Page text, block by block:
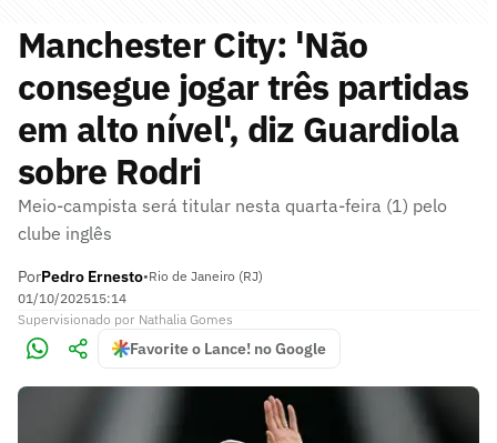
Manchester City: 'Não
consegue jogar três partidas
em alto nível', diz Guardiola
sobre Rodri
Meio-campista será titular nesta quarta-feira (1) pelo
clube inglês
PorPedro Ernesto•Rio de Janeiro (RJ)
01/10/202515:14
Supervisionado por Nathalia Gomes
Favorite o Lance! no Google